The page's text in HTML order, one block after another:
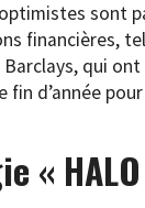
sont
financières,
qui ont
fin d’année
«